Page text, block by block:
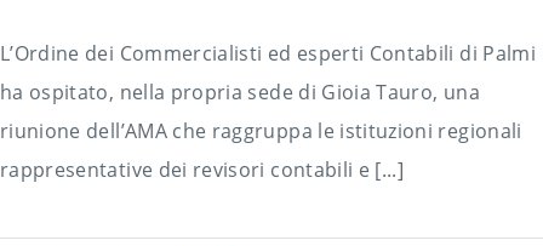
L’Ordine dei Commercialisti ed esperti Contabili di Palmi
ha ospitato, nella propria sede di Gioia Tauro, una
riunione dell’AMA che raggruppa le istituzioni regionali
rappresentative dei revisori contabili e [...]